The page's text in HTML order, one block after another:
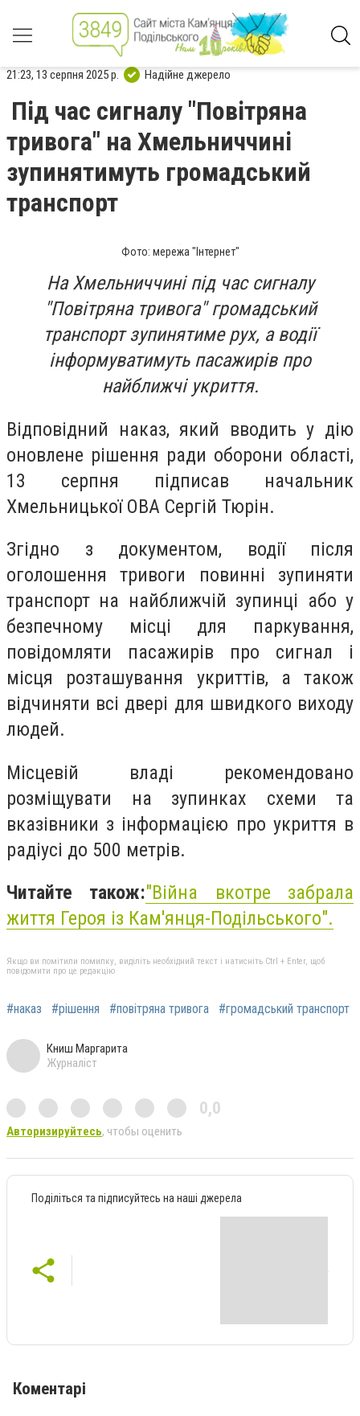
21:23, 13 серпня 2025 р. Надійне джерело
Під час сигналу "Повітряна
тривога" на Хмельниччині
зупинятимуть громадський
транспорт
Фото: мережа "Інтернет"
На Хмельниччині під час сигналу
"Повітряна тривога" громадський
транспорт зупинятиме рух, а водії
інформуватимуть пасажирів про
найближчі укриття.
Відповідний наказ, який вводить у дію
оновлене рішення ради оборони області,
13 серпня підписав начальник
Хмельницької ОВА Сергій Тюрін.
Згідно з документом, водії після
оголошення тривоги повинні зупиняти
транспорт на найближчій зупинці або у
безпечному місці для паркування,
повідомляти пасажирів про сигнал і
місця розташування укриттів, а також
відчиняти всі двері для швидкого виходу
людей.
Місцевій владі рекомендовано
розміщувати на зупинках схеми та
вказівники з інформацією про укриття в
радіусі до 500 метрів.
Читайте також:"Війна вкотре забрала
життя Героя із Кам'янця-Подільського".
Якщо ви помітили помилку, виділіть необхідний текст і натисніть Ctrl + Enter, щоб
повідомити про це редакцію
#наказ #рішення #повітряна тривога #громадський транспорт
Книш Маргарита
Журналіст
0,0
Авторизируйтесь, чтобы оценить
Поділіться та підписуйтесь на наші джерела
Коментарі